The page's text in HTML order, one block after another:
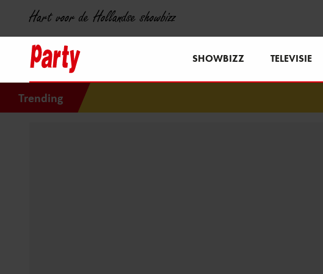
Hart voor de Hollandse showbizz
SHOWBIZZ TELEVISIE
Trending